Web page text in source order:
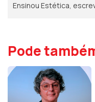
Ensinou Estética,
Pode